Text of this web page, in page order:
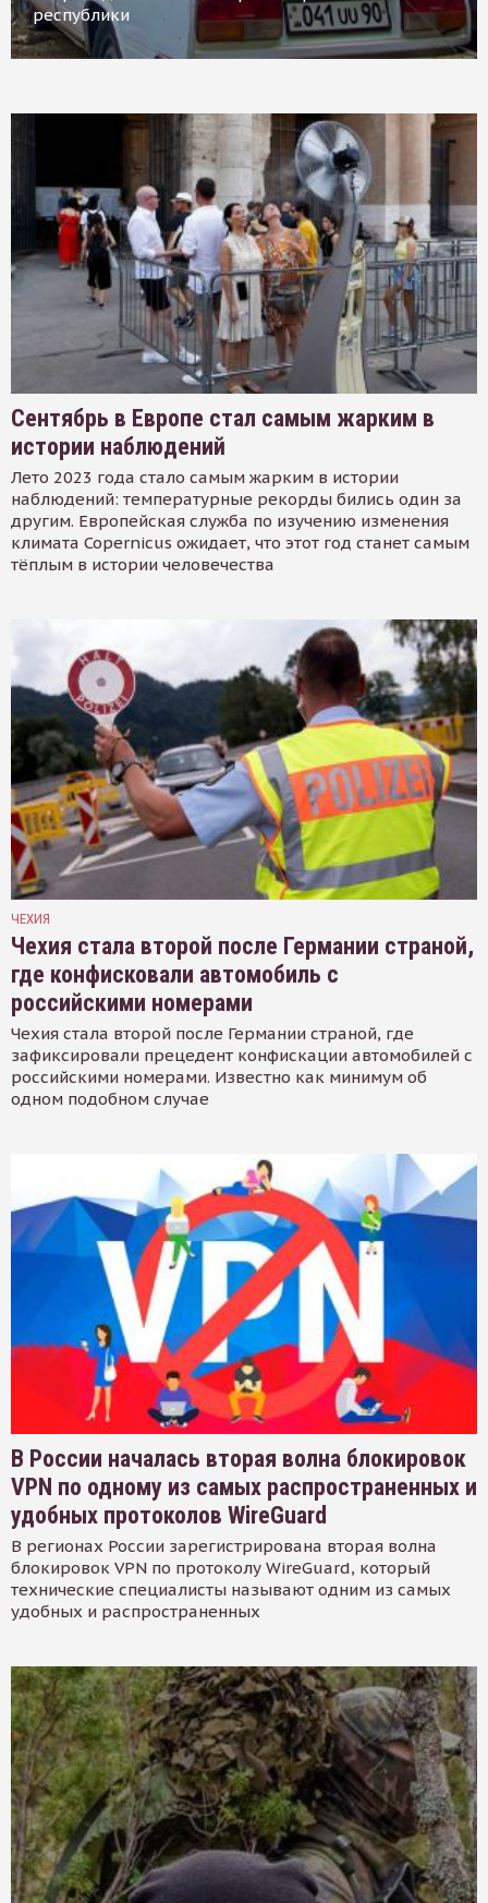
республики
Сентябрь в Европе стал самым жарким в
истории наблюдений
Лето 2023 года стало самым жарким в истории
наблюдений: температурные рекорды бились один за
другим. Европейская служба по изучению изменения
климата Copernicus ожидает, что этот год станет самым
тёплым в истории человечества
ЧЕХИЯ
Чехия стала второй после Германии страной,
где конфисковали автомобиль с
российскими номерами
Чехия стала второй после Германии страной, где
зафиксировали прецедент конфискации автомобилей с
российскими номерами. Известно как минимум об
одном подобном случае
В России началась вторая волна блокировок
VPN по одному из самых распространенных и
удобных протоколов WireGuard
В регионах России зарегистрирована вторая волна
блокировок VPN по протоколу WireGuard, который
технические специалисты называют одним из самых
удобных и распространенных